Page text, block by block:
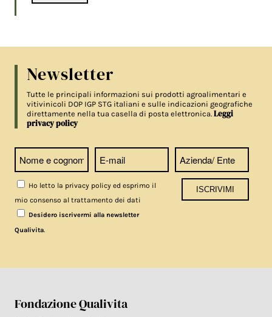
Newsletter
Tutte le principali informazioni sui prodotti agroalimentari e
vitivinicoli DOP IGP STG italiani e sulle indicazioni geografiche
direttamente nella tua casella di posta elettronica.Leggi
privacy policy
Ho letto la privacy policy ed esprimo il
mio consenso al trattamento dei dati
Desidero iscrivermi alla newsletter
Qualivita.
Fondazione Qualivita